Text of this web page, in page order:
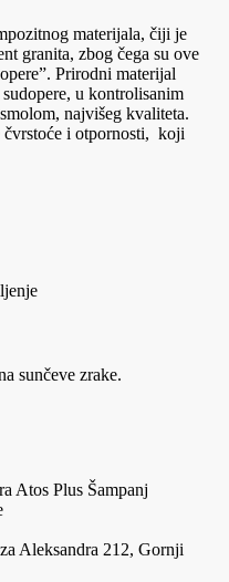
materijala, čiji je
granita, zbog čega su ove
Prirodni materijal
u kontrolisanim
najvišeg kvaliteta.
i otpornosti, koji
sunčeve zrake.
Atos Plus Šampanj
Aleksandra 212, Gornji